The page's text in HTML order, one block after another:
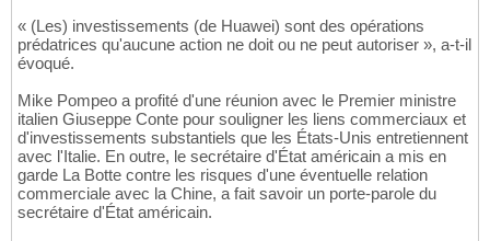
« (Les) investissements (de Huawei) sont des opérations
prédatrices qu'aucune action ne doit ou ne peut autoriser », a-t-il
évoqué.
Mike Pompeo a profité d'une réunion avec le Premier ministre
italien Giuseppe Conte pour souligner les liens commerciaux et
d'investissements substantiels que les États-Unis entretiennent
avec l'Italie. En outre, le secrétaire d'État américain a mis en
garde La Botte contre les risques d'une éventuelle relation
commerciale avec la Chine, a fait savoir un porte-parole du
secrétaire d'État américain.